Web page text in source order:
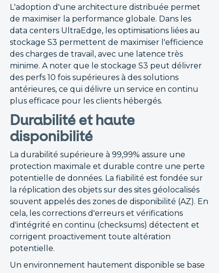
L'adoption d'une architecture distribuée permet
de maximiser la performance globale. Dans les
data centers UltraEdge, les optimisations liées au
stockage S3 permettent de maximiser l'efficience
des charges de travail, avec une latence très
minime. A noter que le stockage S3 peut délivrer
des perfs 10 fois supérieures à des solutions
antérieures, ce qui délivre un service en continu
plus efficace pour les clients hébergés.
Durabilité et haute
disponibilité
La durabilité supérieure à 99,99% assure une
protection maximale et durable contre une perte
potentielle de données. La fiabilité est fondée sur
la réplication des objets sur des sites géolocalisés
souvent appelés des zones de disponibilité (AZ). En
cela, les corrections d'erreurs et vérifications
d'intégrité en continu (checksums) détectent et
corrigent proactivement toute altération
potentielle.
Un environnement hautement disponible se base